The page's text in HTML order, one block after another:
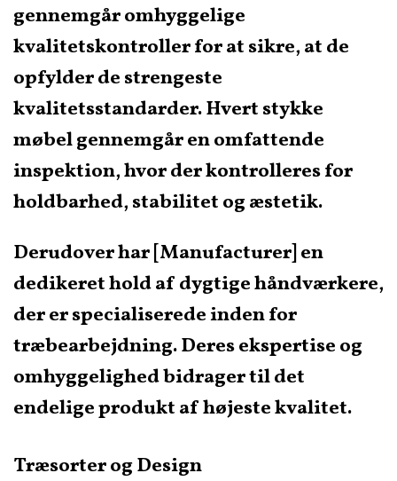
gennemgår omhyggelige
kvalitetskontroller for at sikre, at de
opfylder de strengeste
kvalitetsstandarder. Hvert stykke
møbel gennemgår en omfattende
inspektion, hvor der kontrolleres for
holdbarhed, stabilitet og æstetik.
Derudover har [Manufacturer] en
dedikeret hold af dygtige håndværkere,
der er specialiserede inden for
træbearbejdning. Deres ekspertise og
omhyggelighed bidrager til det
endelige produkt af højeste kvalitet.
Træsorter og Design